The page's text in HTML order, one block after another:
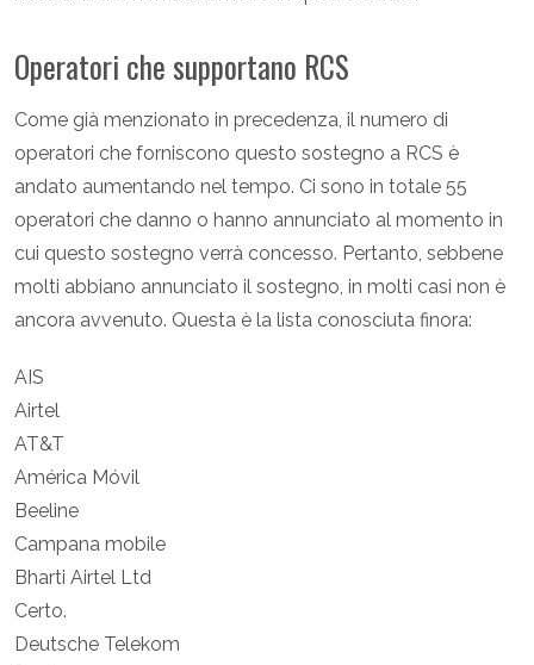
Operatori che supportano RCS
Come già menzionato in precedenza, il numero di
operatori che forniscono questo sostegno a RCS è
andato aumentando nel tempo. Ci sono in totale 55
operatori che danno o hanno annunciato al momento in
cui questo sostegno verrà concesso. Pertanto, sebbene
molti abbiano annunciato il sostegno, in molti casi non è
ancora avvenuto. Questa è la lista conosciuta finora:
AIS
Airtel
AT&T
América Móvil
Beeline
Campana mobile
Bharti Airtel Ltd
Certo.
Deutsche Telekom